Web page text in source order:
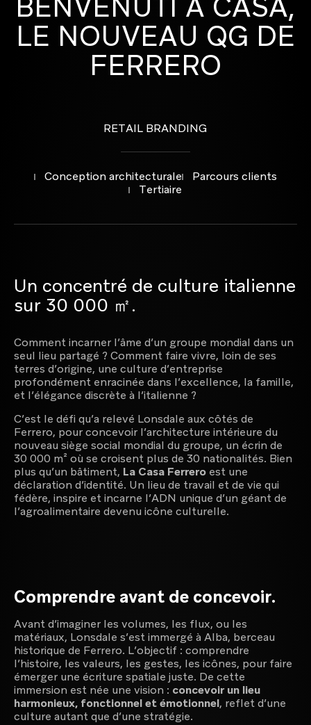
EN SAVOIR PLUS
EN SAVOIR PLUS
Branding et design global
Brand activation et communication commerciale
Maison de production audiovisuelle
Agence créative dédiée aux marques premium et
maisons de luxe
Bureau innovation & Business Design
BENVENUTI A CASA,
LE NOUVEAU QG DE
FERRERO
RETAIL BRANDING
Conception architecturale
Parcours clients
Tertiaire
Un concentré de culture italienne
sur 30 000 ㎡.
Comment incarner l’âme d’un groupe mondial dans un
seul lieu partagé ? Comment faire vivre, loin de ses
terres d’origine, une culture d’entreprise
profondément enracinée dans l’excellence, la famille,
et l’élégance discrète à l’italienne ?
C’est le défi qu’a relevé Lonsdale aux côtés de
Ferrero, pour concevoir l’architecture intérieure du
nouveau siège social mondial du groupe, un écrin de
30 000 m² où se croisent plus de 30 nationalités. Bien
plus qu’un bâtiment, La Casa Ferrero est une
déclaration d’identité. Un lieu de travail et de vie qui
fédère, inspire et incarne l’ADN unique d’un géant de
l’agroalimentaire devenu icône culturelle.
Comprendre avant de concevoir.
Avant d’imaginer les volumes, les flux, ou les
matériaux, Lonsdale s’est immergé à Alba, berceau
historique de Ferrero. L’objectif : comprendre
l’histoire, les valeurs, les gestes, les icônes, pour faire
émerger une écriture spatiale juste. De cette
immersion est née une vision : concevoir un lieu
harmonieux, fonctionnel et émotionnel, reflet d’une
culture autant que d’une stratégie.